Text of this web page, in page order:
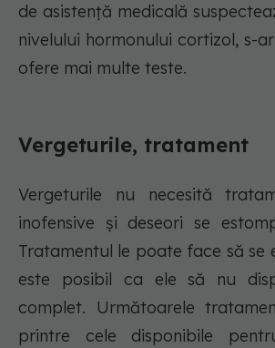
de asistență medicală
nivelului hormonului cortizol, s-
ofere mai multe teste.
Vergeturile, tratament
Vergeturile nu necesită
inofensive și deseori se
Tratamentul le poate face să se
este posibil ca ele să nu
complet. Următoarele
printre cele disponibile